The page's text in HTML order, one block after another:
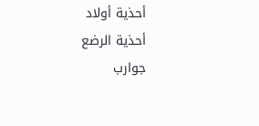
أحذية أولاد
أحذية الرضع
جوارب